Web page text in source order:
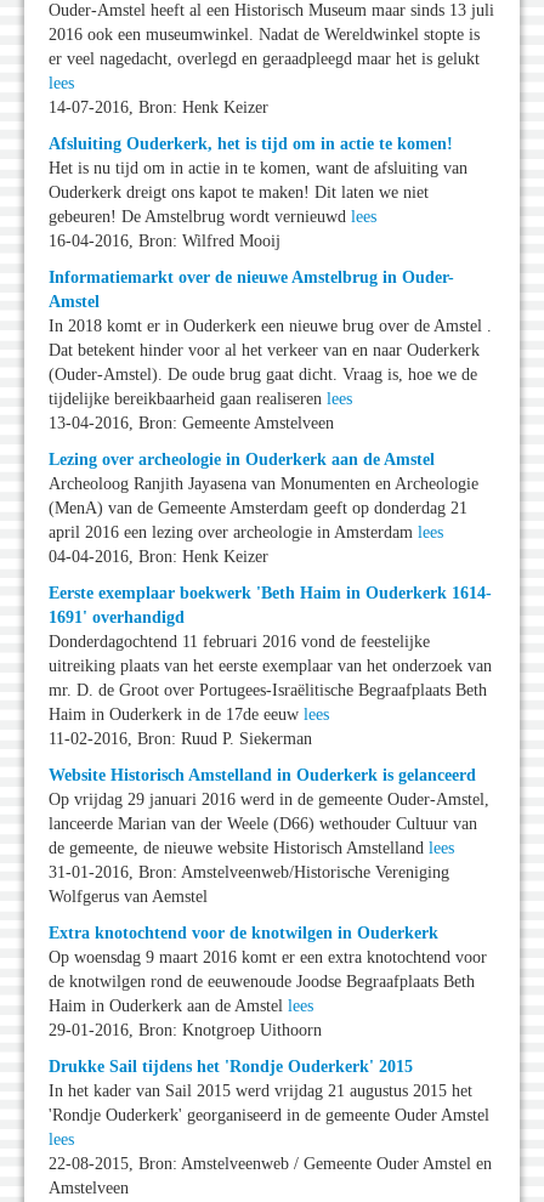
Ouder-Amstel heeft al een Historisch Museum maar sinds 13 juli
2016 ook een museumwinkel. Nadat de Wereldwinkel stopte is
er veel nagedacht, overlegd en geraadpleegd maar het is gelukt
lees
14-07-2016, Bron: Henk Keizer
Afsluiting Ouderkerk, het is tijd om in actie te komen!
Het is nu tijd om in actie in te komen, want de afsluiting van
Ouderkerk dreigt ons kapot te maken! Dit laten we niet
gebeuren! De Amstelbrug wordt vernieuwd lees
16-04-2016, Bron: Wilfred Mooij
Informatiemarkt over de nieuwe Amstelbrug in Ouder-
Amstel
In 2018 komt er in Ouderkerk een nieuwe brug over de Amstel .
Dat betekent hinder voor al het verkeer van en naar Ouderkerk
(Ouder-Amstel). De oude brug gaat dicht. Vraag is, hoe we de
tijdelijke bereikbaarheid gaan realiseren lees
13-04-2016, Bron: Gemeente Amstelveen
Lezing over archeologie in Ouderkerk aan de Amstel
Archeoloog Ranjith Jayasena van Monumenten en Archeologie
(MenA) van de Gemeente Amsterdam geeft op donderdag 21
april 2016 een lezing over archeologie in Amsterdam lees
04-04-2016, Bron: Henk Keizer
Eerste exemplaar boekwerk 'Beth Haim in Ouderkerk 1614-
1691' overhandigd
Donderdagochtend 11 februari 2016 vond de feestelijke
uitreiking plaats van het eerste exemplaar van het onderzoek van
mr. D. de Groot over Portugees-Israëlitische Begraafplaats Beth
Haim in Ouderkerk in de 17de eeuw lees
11-02-2016, Bron: Ruud P. Siekerman
Website Historisch Amstelland in Ouderkerk is gelanceerd
Op vrijdag 29 januari 2016 werd in de gemeente Ouder-Amstel,
lanceerde Marian van der Weele (D66) wethouder Cultuur van
de gemeente, de nieuwe website Historisch Amstelland lees
31-01-2016, Bron: Amstelveenweb/Historische Vereniging
Wolfgerus van Aemstel
Extra knotochtend voor de knotwilgen in Ouderkerk
Op woensdag 9 maart 2016 komt er een extra knotochtend voor
de knotwilgen rond de eeuwenoude Joodse Begraafplaats Beth
Haim in Ouderkerk aan de Amstel lees
29-01-2016, Bron: Knotgroep Uithoorn
Drukke Sail tijdens het 'Rondje Ouderkerk' 2015
In het kader van Sail 2015 werd vrijdag 21 augustus 2015 het
'Rondje Ouderkerk' georganiseerd in de gemeente Ouder Amstel
lees
22-08-2015, Bron: Amstelveenweb / Gemeente Ouder Amstel en
Amstelveen